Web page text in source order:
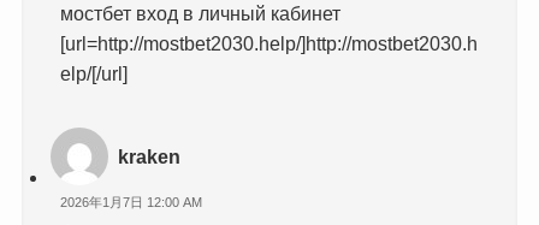
мостбет вход в личный кабинет
[url=http://mostbet2030.help/]http://mostbet2030.h
elp/[/url]
kraken
2026年1月7日 12:00 AM